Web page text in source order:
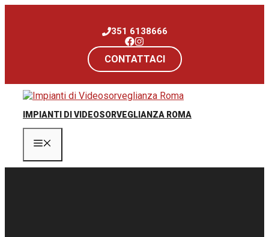
351 6138666
CONTATTACI
IMPIANTI DI VIDEOSORVEGLIANZA ROMA